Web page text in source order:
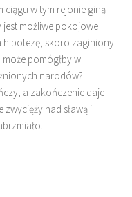
ciągu w tym rejonie giną
jest możliwe pokojowe
hipotezę, skoro zaginiony
pomógłby w
narodów?
a zakończenie daje
nad sławą i